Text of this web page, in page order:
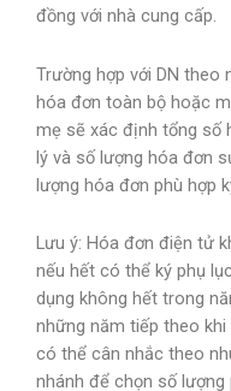
đồng với nhà cung cấp.
Trường hợp với DN theo
hóa đơn toàn bộ hoặc
mẹ sẽ xác định tổng số
lý và số lượng hóa đơn
lượng hóa đơn phù hợp
Lưu ý: Hóa đơn điện tử
nếu hết có thể ký phụ
dụng không hết trong
những năm tiếp theo khi
có thể cân nhắc theo
nhánh để chọn số lượng